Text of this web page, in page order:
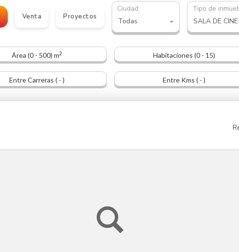
Venta Proyectos
Ciudad
Todas
Tipo de
SALA DE CINE
Área (0 - 500) m2 Habitaciones (0 - 15)
Entre Carreras ( - ) Entre Kms ( - )